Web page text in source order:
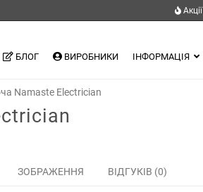
Акції
БЛОГ ВИРОБНИКИ ІНФОРМАЦІЯ
Namaste Electrician
ЗОБРАЖЕННЯ ВІДГУКІВ (0)